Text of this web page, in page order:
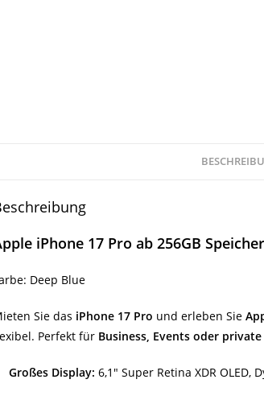
iPhone 17 Pro ab 256GB
Deep Blue
Sie das iPhone 17 Pro und erleben Sie
Perfekt für Business, Events oder
Großes Display: 6,1″ Super Retina XDR OLED,